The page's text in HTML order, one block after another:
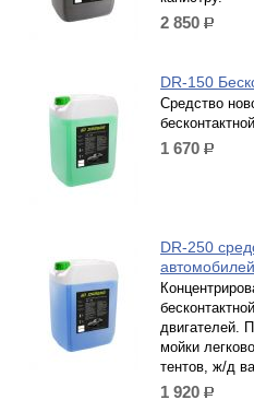
2 850 р.
DR-150
Средство
1 670 р.
DR-250
двигателей.
мойки
тентов, ж/д
1 920 р.